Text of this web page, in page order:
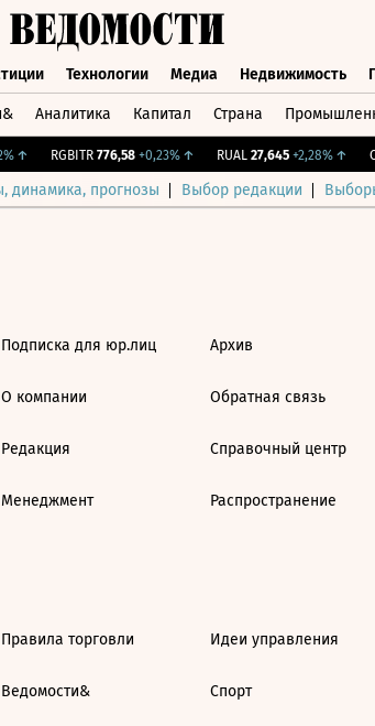
Технологии Медиа Недвижимость
Аналитика Капитал Страна
↑ RGBITR 776,58 +0,23%↑ RUAL 27,645 +2,28%↑
динамика, прогнозы Выбор редакции
Подписка для юр.лиц
О компании
Редакция
Менеджмент
Архив
Обратная связь
Справочный центр
Распространение
Правила торговли
Ведомости&
Идеи управления
Спорт